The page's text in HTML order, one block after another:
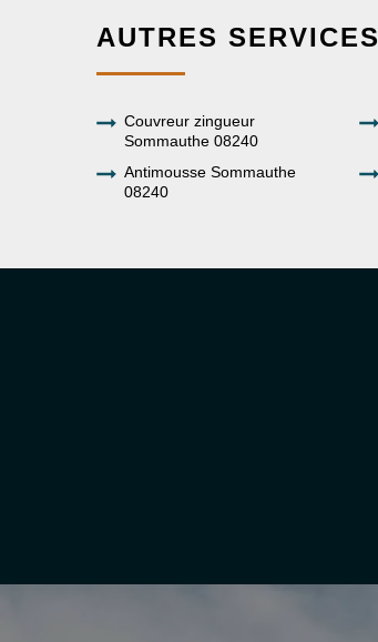
AUTRES SERVICES
Couvreur zingueur
Sommauthe 08240
Antimousse Sommauthe
08240